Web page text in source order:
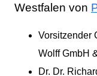
Westfalen von
Vorsitzender
Wolff GmbH
Dr. Dr.